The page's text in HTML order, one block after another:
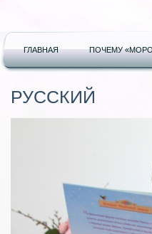
ГЛАВНАЯ ПОЧЕМУ
РУССКИЙ